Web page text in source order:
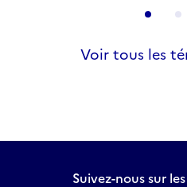
Voir tous les
Suivez-noussur